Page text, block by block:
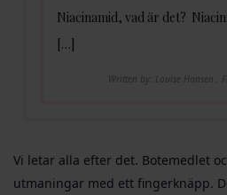
Niacinamid, vad är det?
[…]
Written by: Louise Hansen ,
Vi letar alla efter det. Botemedlet
utmaningar med ett fingerknäpp.